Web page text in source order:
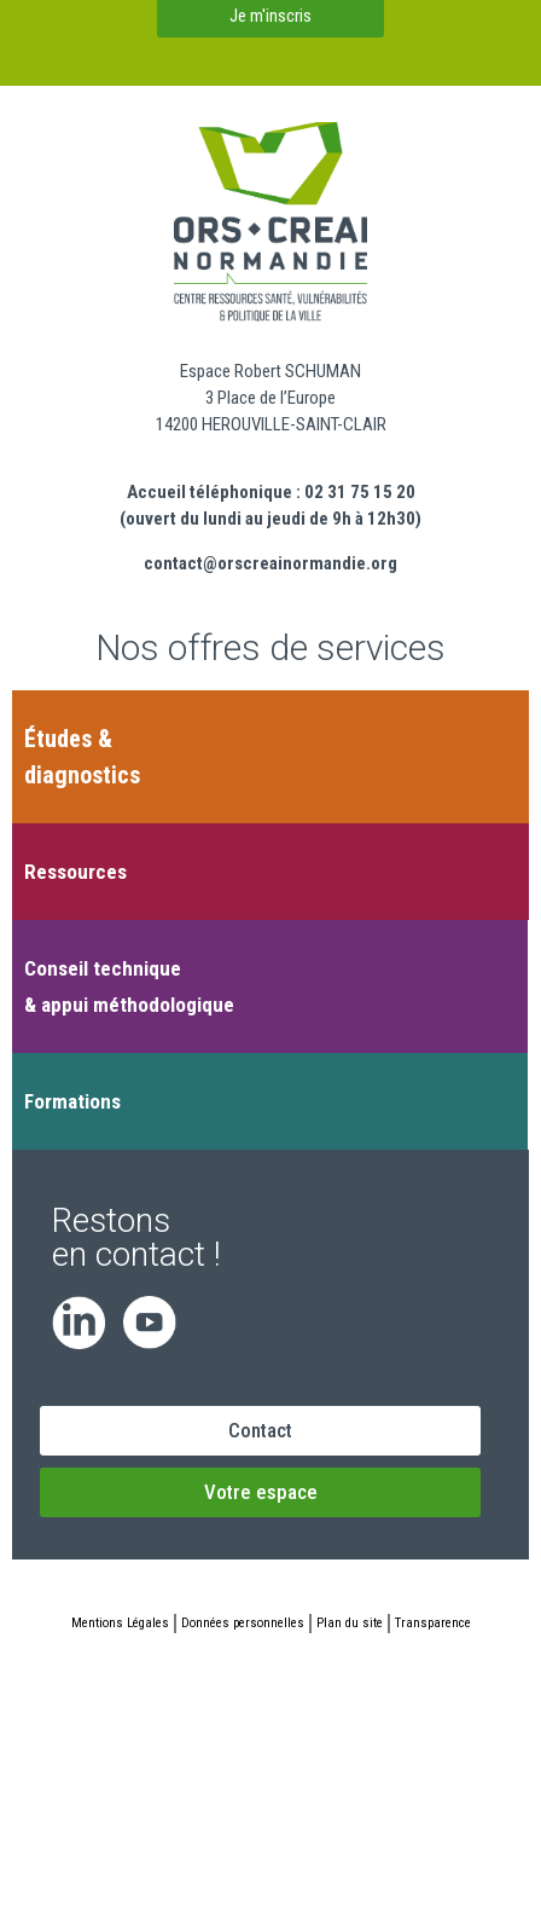
Je m'inscris
Espace Robert SCHUMAN
3 Place de l’Europe
14200 HEROUVILLE-SAINT-CLAIR
Accueil téléphonique : 02 31 75 15 20
(ouvert du lundi au jeudi de 9h à 12h30)
contact@orscreainormandie.org
Nos offres de services
Études &
diagnostics
Ressources
Conseil technique
& appui méthodologique
Formations
Restons
en contact !
Contact
Votre espace
Mentions Légales Données personnelles Plan du site Transparence